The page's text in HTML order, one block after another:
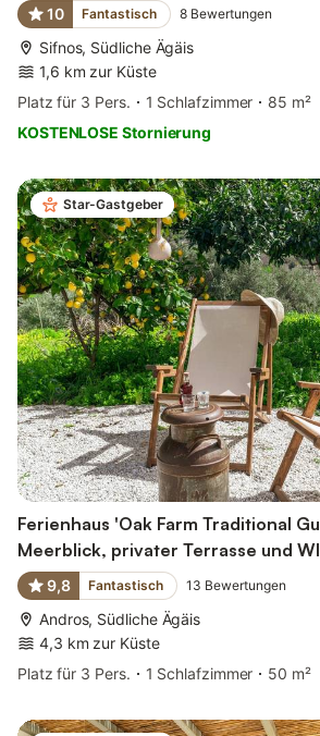
10 Fantastisch 8 Bewertungen
Sifnos, Südliche Ägäis
1,6 km zur Küste
Platz für 3 Pers.
1 Schlafzimmer
85 m²
KOSTENLOSE Stornierung
Star-Gastgeber
Ferienhaus 'Oak Farm Traditional
Meerblick, privater Terrasse und
9,8 Fantastisch 13 Bewertungen
Andros, Südliche Ägäis
4,3 km zur Küste
Platz für 3 Pers.
1 Schlafzimmer 50 m²